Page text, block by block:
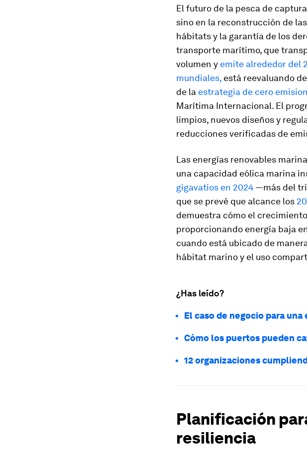
El futuro de la pesca de
sino en la reconstrucción de
hábitats y la garantía de los
transporte marítimo, que
volumen y emite alrededor del
mundiales, está reevaluando
de la estrategia de cero
Marítima Internacional. El
limpios, nuevos diseños y
reducciones verificadas de
Las energías renovables
una capacidad eólica marina
gigavatios en 2024 —más del
que se prevé que alcance los
demuestra cómo el
proporcionando energía baja
cuando está ubicado de
hábitat marino y el uso
¿Has leído?
El caso de negocio para
Cómo los puertos pueden
12 organizaciones
Planificación
resiliencia